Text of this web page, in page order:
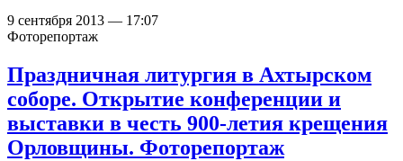
9 сентября 2013 — 17:07
Фоторепортаж
Праздничная литургия в Ахтырском
соборе. Открытие конференции и
выставки в честь 900-летия крещения
Орловщины. Фоторепортаж